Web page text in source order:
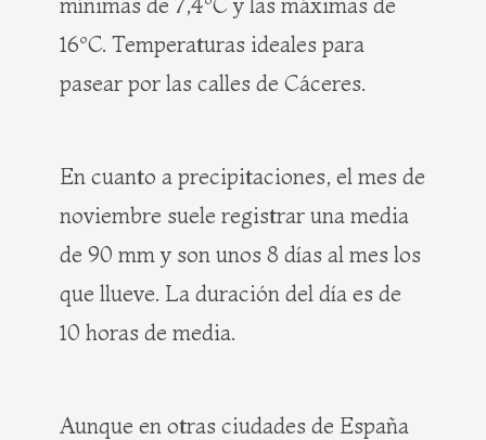
16ºC. Temperaturas ideales para
pasear por las calles de Cáceres.
En cuanto a precipitaciones, el mes de
noviembre suele registrar una media
de 90 mm y son unos 8 días al mes los
que llueve. La duración del día es de
10 horas de media.
Aunque en otras ciudades de España